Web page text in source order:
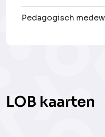
Pedagogisch
LOB kaarten